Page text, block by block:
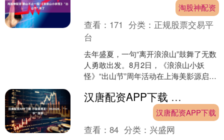
淘股神配资
查看： 171 分类： 正规股票交易平
台
去年盛夏，一句“离开浪浪山”鼓舞了无数
人勇敢出发。8月2日，《浪浪山小妖
怪》“出山节”周年活动在上海美影源启
山”的故事走出银....
汉唐配资APP下载 小金属爆发！002428，“一字”涨停
汉唐配资APP下载
查看：84 分类： 兴盛网